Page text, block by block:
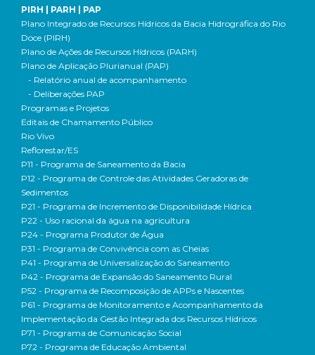
PIRH | PARH | PAP
Plano Integrado de Recursos Hídricos da Bacia Hidrográfica do Rio
Doce (PIRH)
Plano de Ações de Recursos Hídricos (PARH)
Plano de Aplicação Plurianual (PAP)
- Relatório anual de acompanhamento
- Deliberações PAP
Programas e Projetos
Editais de Chamamento Público
Rio Vivo
Reflorestar/ES
P11 - Programa de Saneamento da Bacia
P12 - Programa de Controle das Atividades Geradoras de
Sedimentos
P21 - Programa de Incremento de Disponibilidade Hídrica
P22 - Uso racional da água na agricultura
P24 - Programa Produtor de Água
P31 - Programa de Convivência com as Cheias
P41 - Programa de Universalização do Saneamento
P42 - Programa de Expansão do Saneamento Rural
P52 - Programa de Recomposição de APPs e Nascentes
P61 - Programa de Monitoramento e Acompanhamento da
Implementação da Gestão Integrada dos Recursos Hídricos
P71 - Programa de Comunicação Social
P72 - Programa de Educação Ambiental